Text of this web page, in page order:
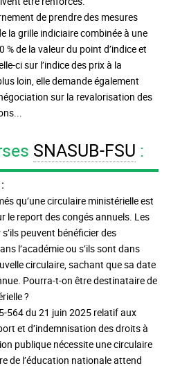
de prendre des mesures
la grille indiciaire combinée à une
% de la valeur du point d’indice et
ci sur l’indice des prix à la
loin, elle demande également
sur la revalorisation des
SNASUB-FSU :
qu’une circulaire ministérielle est
le report des congés annuels. Les
peuvent bénéficier des
l’académie ou s’ils sont dans
circulaire, sachant que sa date
Pourra-t-on être destinataire de
?
564 du 21 juin 2025 relatif aux
et d’indemnisation des droits à
publique nécessite une circulaire
de l’éducation nationale attend